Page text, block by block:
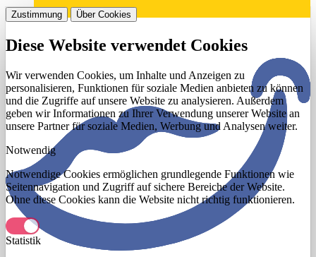
Zustimmung Über Cookies
Diese Website verwendet Cookies
Wir verwenden Cookies, um Inhalte und Anzeigen zu
personalisieren, Funktionen für soziale Medien anbieten zu können
und die Zugriffe auf unsere Website zu analysieren. Außerdem
geben wir Informationen zu Ihrer Verwendung unserer Website an
unsere Partner für soziale Medien, Werbung und Analysen weiter.
Notwendig
Notwendige Cookies ermöglichen grundlegende Funktionen wie
Seitennavigation und Zugriff auf sichere Bereiche der Website.
Ohne diese Cookies kann die Website nicht richtig funktionieren.
Statistik